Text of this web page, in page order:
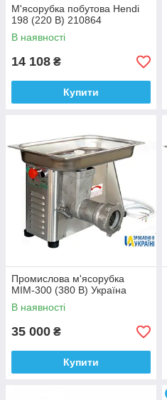
М'ясорубка побутова Hendi
198 (220 В) 210864
В наявності
14 108 ₴
Купити
Промислова м'ясорубка
МІМ-300 (380 В) Україна
В наявності
35 000 ₴
Купити